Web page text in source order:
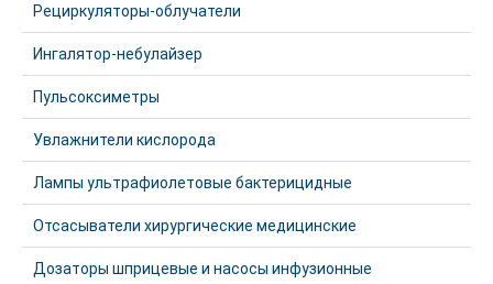
Рециркуляторы-облучатели
Ингалятор-небулайзер
Пульсоксиметры
Увлажнители кислорода
Лампы ультрафиолетовые бактерицидные
Отсасыватели хирургические медицинские
Дозаторы шприцевые и насосы инфузионные